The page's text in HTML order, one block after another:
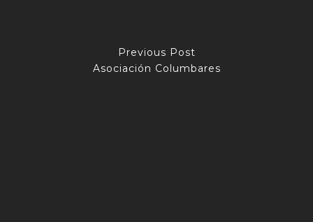
Previous Post
Asociación Columbares